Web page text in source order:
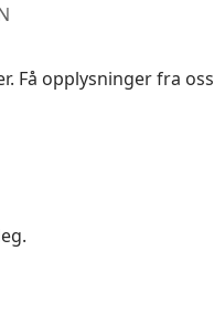
Få opplysninger fra oss